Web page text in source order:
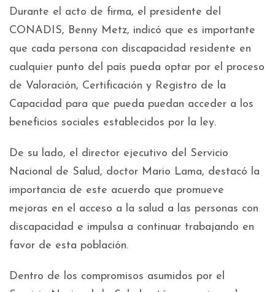
Durante el acto de firma, el presidente del
CONADIS, Benny Metz, indicó que es importante
que cada persona con discapacidad residente en
cualquier punto del país pueda optar por el proceso
de Valoración, Certificación y Registro de la
Capacidad para que pueda puedan acceder a los
beneficios sociales establecidos por la ley.
De su lado, el director ejecutivo del Servicio
Nacional de Salud, doctor Mario Lama, destacó la
importancia de este acuerdo que promueve
mejoras en el acceso a la salud a las personas con
discapacidad e impulsa a continuar trabajando en
favor de esta población.
Dentro de los compromisos asumidos por el